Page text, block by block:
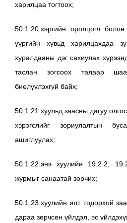
харилцаа тогтоох;
50.1.20.хэргийн оролцогч
үүргийн хувьд харилцахдаа
хуралдааны дэг сахиулах
таслан зогсоох талаар
биелүүлэхгүй байх;
50.1.21.хуульд заасны дагуу
хэрэгслийг зориулалтын
ашиглуулах;
50.1.22.энэ хуулийн 19.2.2,
журмыг санаатай зөрчих;
50.1.23.хуулийн илт тодорхой
дараа зөрчсөн үйлдэл, эс